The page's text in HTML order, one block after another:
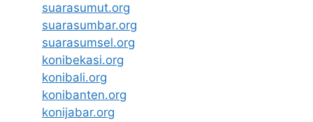
suarasumut.org
suarasumbar.org
suarasumsel.org
konibekasi.org
konibali.org
konibanten.org
konijabar.org